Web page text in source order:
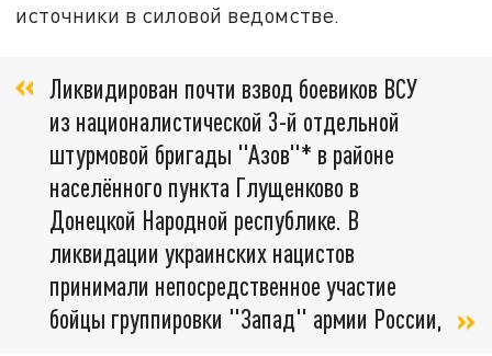
источники в силовой ведомстве.
Ликвидирован почти взвод боевиков ВСУ
из националистической 3-й отдельной
штурмовой бригады "Азов"* в районе
населённого пункта Глущенково в
Донецкой Народной республике. В
ликвидации украинских нацистов
принимали непосредственное участие
бойцы группировки "Запад" армии России,